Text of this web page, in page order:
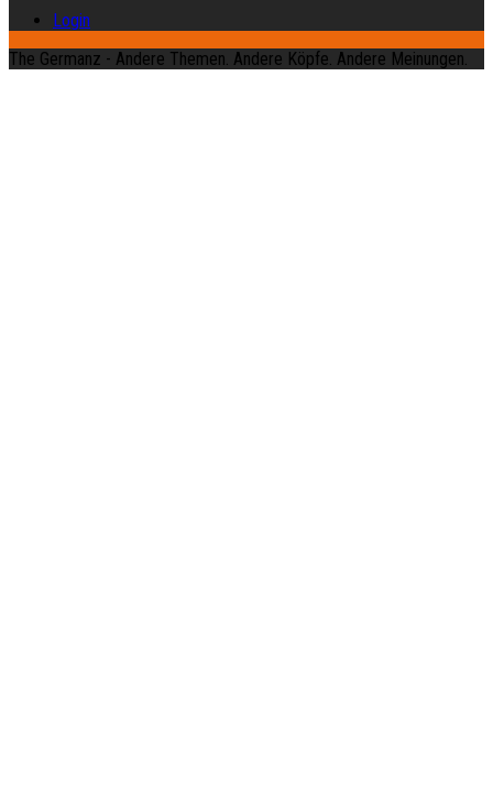
Login
The Germanz - Andere Themen. Andere Köpfe. Andere Meinungen.